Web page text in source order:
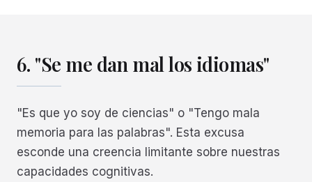
6. "Se me dan mal los idiomas"
"Es que yo soy de ciencias" o "Tengo mala
memoria para las palabras". Esta excusa
esconde una creencia limitante sobre nuestras
capacidades cognitivas.